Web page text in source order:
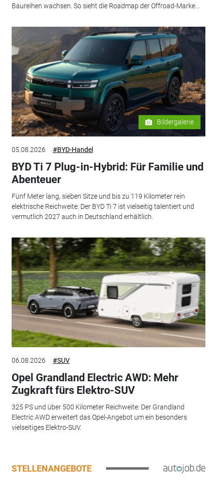
Baureihen wachsen. So sieht die Roadmap der Offroad-Marke...
Bildergalerie
05.08.2026 #BYD-Handel
BYD Ti 7 Plug-in-Hybrid: Für Familie und
Abenteuer
Fünf Meter lang, sieben Sitze und bis zu 119 Kilometer rein
elektrische Reichweite: Der BYD Ti 7 ist vielseitig talentiert und
vermutlich 2027 auch in Deutschland erhältlich.
06.08.2026 #SUV
Opel Grandland Electric AWD: Mehr
Zugkraft fürs Elektro-SUV
325 PS und über 500 Kilometer Reichweite: Der Grandland
Electric AWD erweitert das Opel-Angebot um ein besonders
vielseitiges Elektro-SUV.
STELLENANGEBOTE